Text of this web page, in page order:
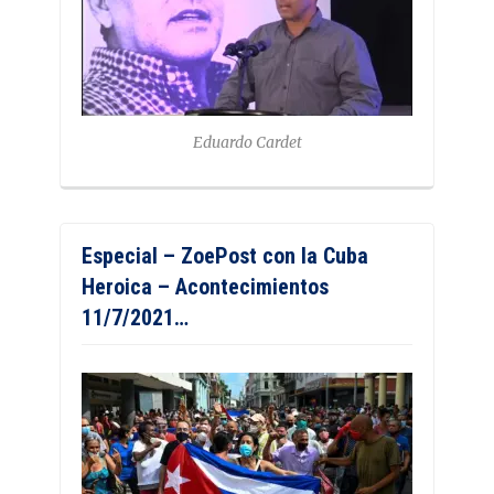
Eduardo Cardet
Especial – ZoePost con la Cuba
Heroica – Acontecimientos
11/7/2021…